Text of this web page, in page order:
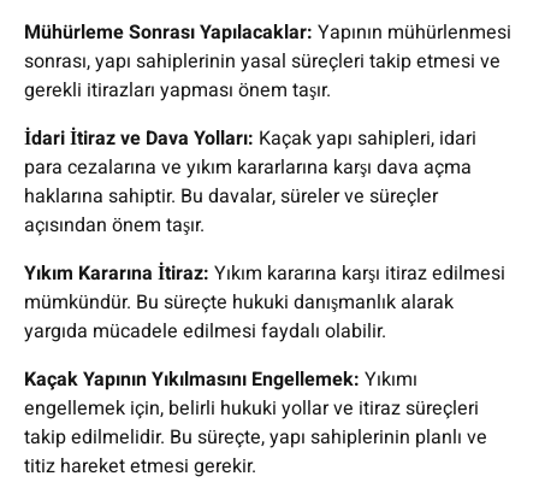
Mühürleme Sonrası Yapılacaklar: Yapının mühürlenmesi
sonrası, yapı sahiplerinin yasal süreçleri takip etmesi ve
gerekli itirazları yapması önem taşır.
İdari İtiraz ve Dava Yolları: Kaçak yapı sahipleri, idari
para cezalarına ve yıkım kararlarına karşı dava açma
haklarına sahiptir. Bu davalar, süreler ve süreçler
açısından önem taşır.
Yıkım Kararına İtiraz: Yıkım kararına karşı itiraz edilmesi
mümkündür. Bu süreçte hukuki danışmanlık alarak
yargıda mücadele edilmesi faydalı olabilir.
Kaçak Yapının Yıkılmasını Engellemek: Yıkımı
engellemek için, belirli hukuki yollar ve itiraz süreçleri
takip edilmelidir. Bu süreçte, yapı sahiplerinin planlı ve
titiz hareket etmesi gerekir.